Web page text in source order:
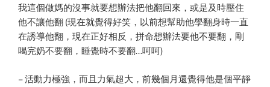
我這個做媽的沒事就要想辦法把他翻回來，或是及時壓住
他不讓他翻 (現在就覺得好笑，以前想幫助他學翻身時一直
在誘導他翻，現在正好相反，拼命想辦法要他不要翻，剛
喝完奶不要翻，睡覺時不要翻…呵呵)
– 活動力極強，而且力氣超大，前幾個月還覺得他是個平靜